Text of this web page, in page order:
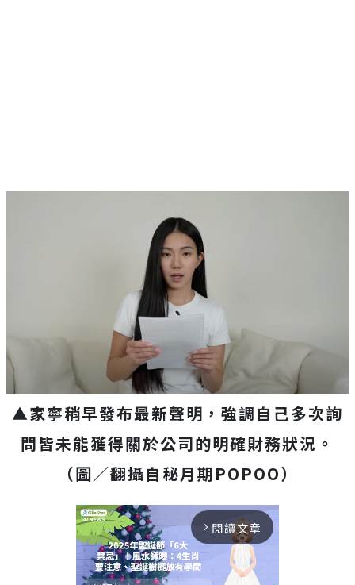
▲家寧稍早發布最新聲明，強調自己多次詢
問皆未能獲得關於公司的明確財務狀況。
（圖／翻攝自秘月期POPOO）
arrow_forward_ios 閱讀文章